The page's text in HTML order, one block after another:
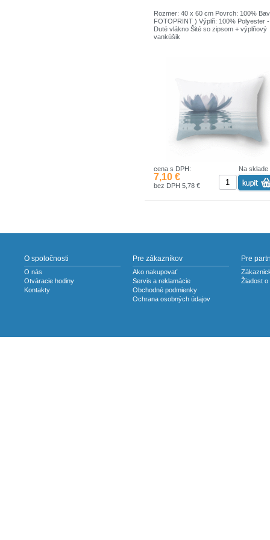
Rozmer: 40 x 60 cm Povrch: 100%
FOTOPRINT ) Výplň: 100% Polyester -
Duté vlákno Šité so zipsom + výplňový
vankúšik
Na sklade
cena s DPH:
7,10 €
bez DPH 5,78 €
O spoločnosti
O nás
Otváracie hodiny
Kontakty
Pre zákazníkov
Ako nakupovať
Servis a reklamácie
Obchodné podmienky
Ochrana osobných údajov
Pre
Žiadost